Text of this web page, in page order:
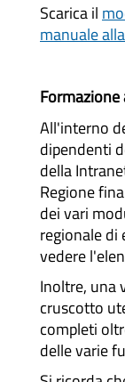
Scarica il
manuale
All'interno
dipendenti
della
Regione
dei vari
regionale di
vedere
Inoltre, una
cruscotto
completi
delle varie